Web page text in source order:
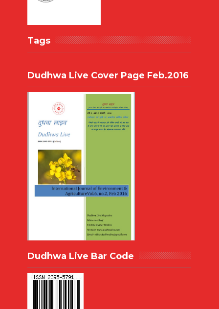
Tags
Dudhwa Live Cover Page Feb.2016
Dudhwa Live Bar Code